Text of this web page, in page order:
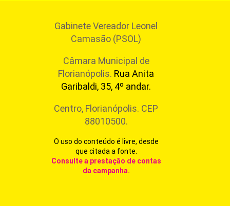
Gabinete Vereador Leonel
Camasão (PSOL)
Câmara Municipal de
Florianópolis. Rua Anita
Garibaldi, 35, 4º andar.
Centro, Florianópolis. CEP
88010500.
O uso do conteúdo é livre, desde
que citada a fonte.
Consulte a prestação de contas
da campanha.